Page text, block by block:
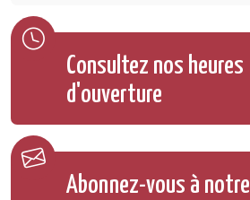
Consultez nos heures
d'ouverture
Abonnez-vous à notre